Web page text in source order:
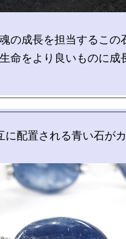
の成長を担当するこの
命をより良いものに成
に配置される青い石が